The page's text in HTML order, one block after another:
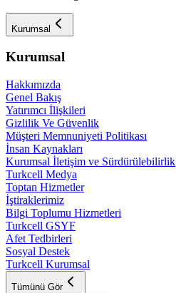
Kurumsal
Kurumsal
Hakkımızda
Genel Bakış
Yatırımcı İlişkileri
Gizlilik Ve Güvenlik
Müşteri Memnuniyeti Politikası
İnsan Kaynakları
Kurumsal İletişim ve Sürdürülebilirlik
Turkcell Medya
Toptan Hizmetler
İştiraklerimiz
Bilgi Toplumu Hizmetleri
Turkcell GSYF
Afet Tedbirleri
Sosyal Destek
Turkcell Kurumsal
Tümünü Gör